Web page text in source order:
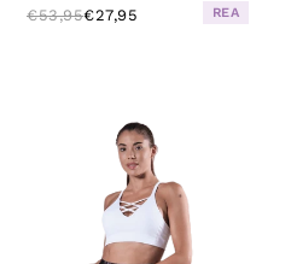
€53,95€27,95 REA